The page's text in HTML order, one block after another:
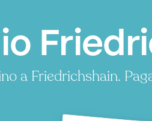
a Friedrichshain.